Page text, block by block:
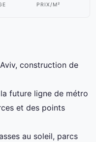
PRIX/M²
construction de
future ligne de métro
et des points
au soleil, parcs